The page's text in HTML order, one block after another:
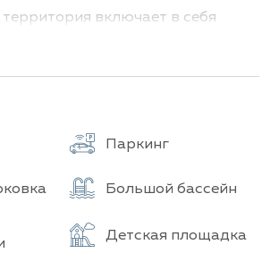
включает в себя
своему удобному
с новой автомагистралью,
океанской мариной, эти виллы
идеального прибрежного
Паркинг
Большой бассейн
Детская площадка